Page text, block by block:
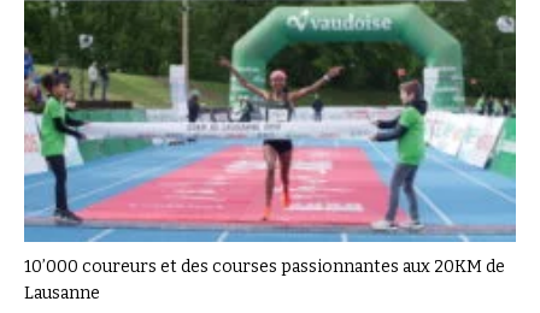
10’000 coureurs et des courses passionnantes aux 20KM de
Lausanne